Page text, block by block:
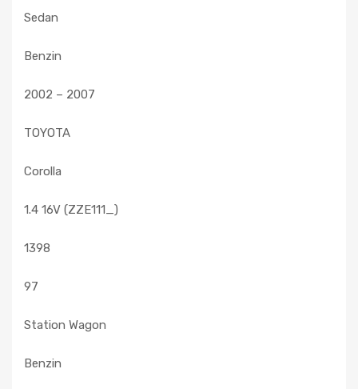
Sedan
Benzin
2002 – 2007
TOYOTA
Corolla
1.4 16V (ZZE111_)
1398
97
Station Wagon
Benzin